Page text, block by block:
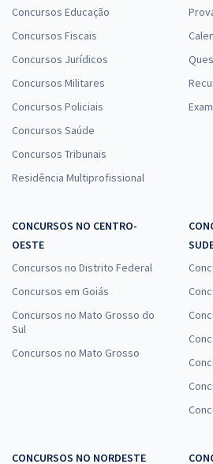
Concursos Educação
Concursos Fiscais
Concursos Jurídicos
Concursos Militares
Concursos Policiais
Concursos Saúde
Concursos Tribunais
Residência Multiprofissional
CONCURSOS NO CENTRO-
OESTE
Concursos no Distrito Federal
Concursos em Goiás
Concursos no Mato Grosso do
Sul
Concursos no Mato Grosso
CONCURSOS NO NORDESTE